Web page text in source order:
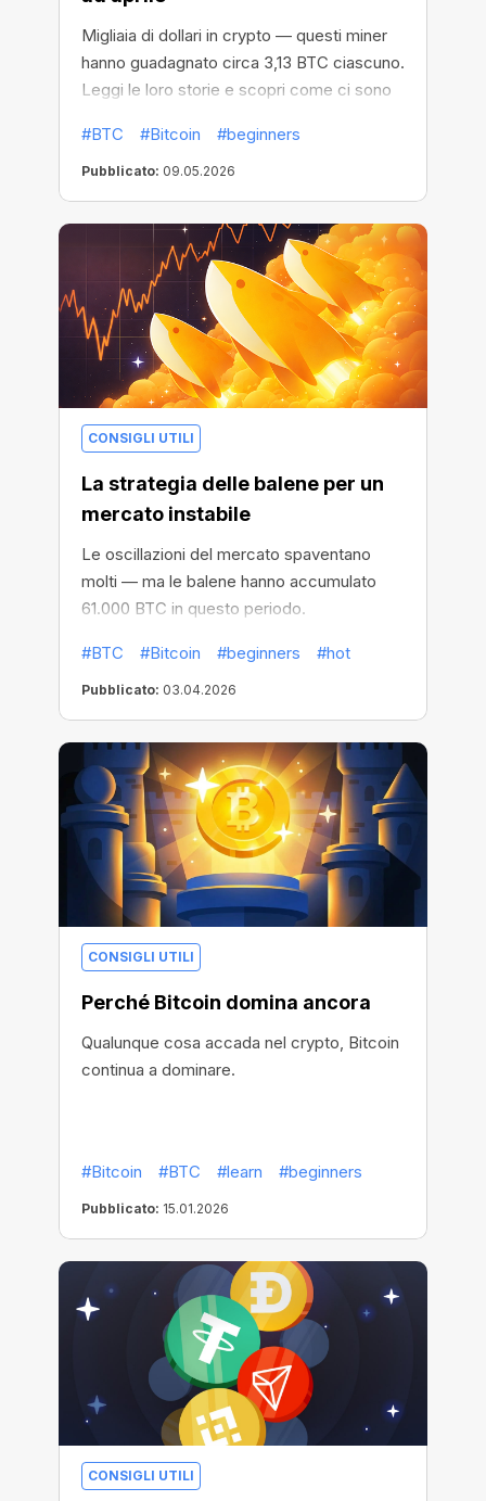
Migliaia di dollari in crypto — questi miner
hanno guadagnato circa 3,13 BTC ciascuno.
Leggi le loro storie e scopri come ci sono
#BTC
#Bitcoin #beginners
Pubblicato: 09.05.2026
CONSIGLI UTILI
La strategia delle balene per un
mercato instabile
Le oscillazioni del mercato spaventano
molti — ma le balene hanno accumulato
61.000 BTC in questo periodo.
#BTC #Bitcoin #beginners #hot
Pubblicato: 03.04.2026
CONSIGLI UTILI
Perché Bitcoin domina ancora
Qualunque cosa accada nel crypto, Bitcoin
continua a dominare.
#Bitcoin #BTC #learn #beginners
Pubblicato: 15.01.2026
CONSIGLI UTILI